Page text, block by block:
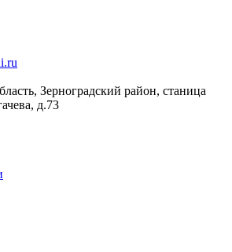
Зерноградский район, станица
д.73